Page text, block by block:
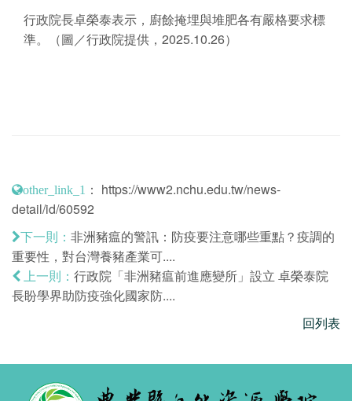
行政院長卓榮泰表示，廚餘掩埋與堆肥各有嚴格要求標
準。（圖／行政院提供，2025.10.26）
other_link_1 ： https://www2.nchu.edu.tw/news-
detail/id/60592
下一則： 非洲豬瘟的警訊：防疫要注意哪些重點？疫調的
重要性，對台灣養豬產業可....
上一則： 行政院「非洲豬瘟前進應變所」設立 卓榮泰院
長盼學界助防疫強化國家防....
回列表